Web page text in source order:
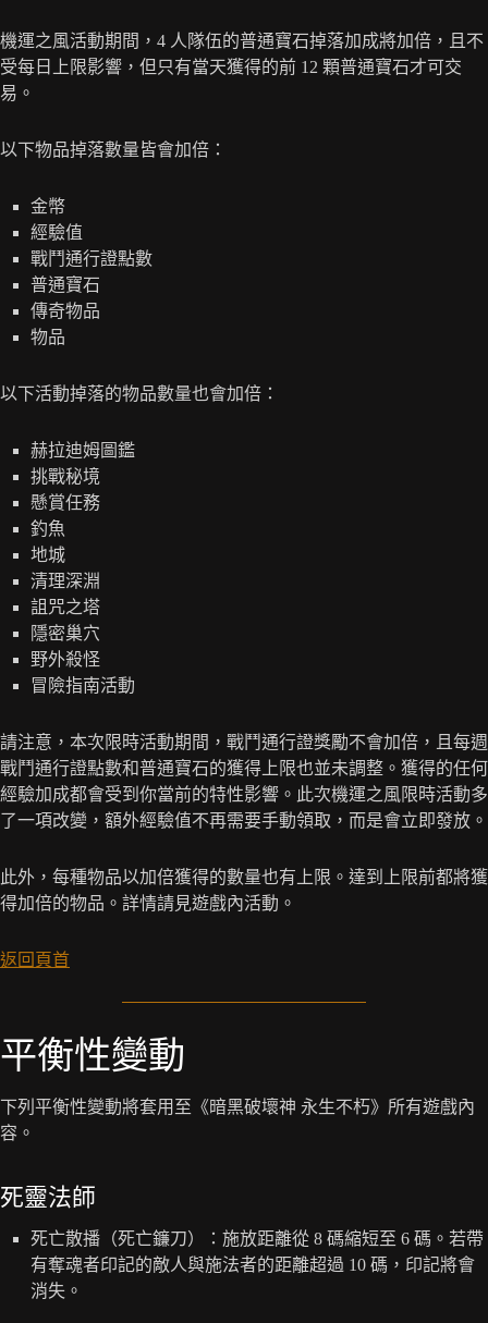
機運之風活動期間，4 人隊伍的普通寶石掉落加成將加倍，且不
受每日上限影響，但只有當天獲得的前 12 顆普通寶石才可交
易。
以下物品掉落數量皆會加倍：
金幣
經驗值
戰鬥通行證點數
普通寶石
傳奇物品
物品
以下活動掉落的物品數量也會加倍：
赫拉迪姆圖鑑
挑戰秘境
懸賞任務
釣魚
地城
清理深淵
詛咒之塔
隱密巢穴
野外殺怪
冒險指南活動
請注意，本次限時活動期間，戰鬥通行證獎勵不會加倍，且每週
戰鬥通行證點數和普通寶石的獲得上限也並未調整。獲得的任何
經驗加成都會受到你當前的特性影響。此次機運之風限時活動多
了一項改變，額外經驗值不再需要手動領取，而是會立即發放。
此外，每種物品以加倍獲得的數量也有上限。達到上限前都將獲
得加倍的物品。詳情請見遊戲內活動。
返回頁首
平衡性變動
下列平衡性變動將套用至《暗黑破壞神 永生不朽》所有遊戲內
容。
死靈法師
死亡散播（死亡鐮刀）：施放距離從 8 碼縮短至 6 碼。若帶
有奪魂者印記的敵人與施法者的距離超過 10 碼，印記將會
消失。